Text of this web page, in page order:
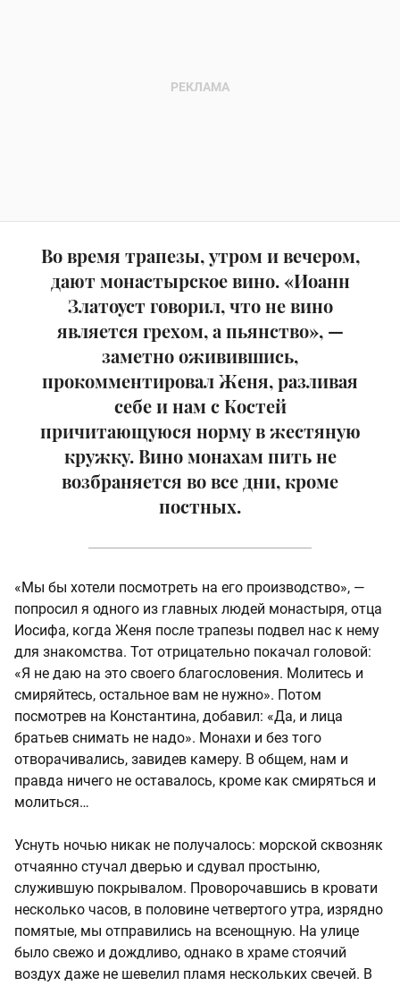
Во время трапезы, утром и вечером,
дают монастырское вино. «Иоанн
Златоуст говорил, что не вино
является грехом, а пьянство», —
заметно оживившись,
прокомментировал Женя, разливая
себе и нам с Костей
причитающуюся норму в жестяную
кружку. Вино монахам пить не
возбраняется во все дни, кроме
постных.
«Мы бы хотели посмотреть на его производство», —
попросил я одного из главных людей монастыря, отца
Иосифа, когда Женя после трапезы подвел нас к нему
для знакомства. Тот отрицательно покачал головой:
«Я не даю на это своего благословения. Молитесь и
смиряйтесь, остальное вам не нужно». Потом
посмотрев на Константина, добавил: «Да, и лица
братьев снимать не надо». Монахи и без того
отворачивались, завидев камеру. В общем, нам и
правда ничего не оставалось, кроме как смиряться и
молиться…
Уснуть ночью никак не получалось: морской сквозняк
отчаянно стучал дверью и сдувал простыню,
служившую покрывалом. Проворочавшись в кровати
несколько часов, в половине четвертого утра, изрядно
помятые, мы отправились на всенощную. На улице
было свежо и дождливо, однако в храме стоячий
воздух даже не шевелил пламя нескольких свечей. В